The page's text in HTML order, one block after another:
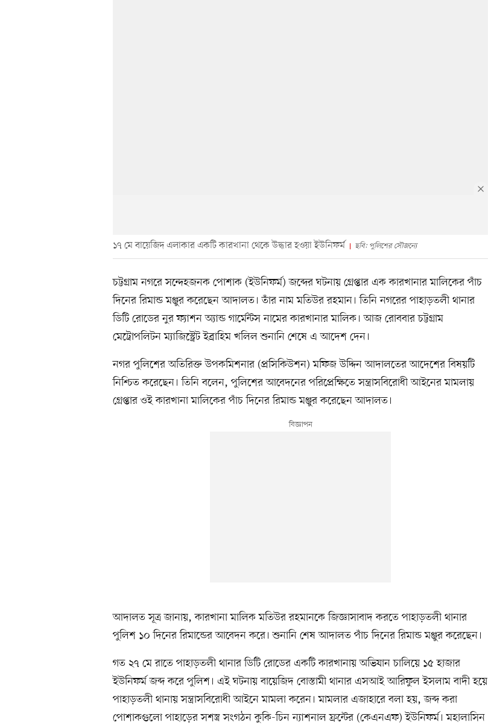
১৭ মে বায়েজিদ এলাকার একটি কারখানা থেকে উদ্ধার হওয়া ইউনিফর্ম ছবি: পুলিশের সৌজন্যে
চট্টগ্রাম নগরে সন্দেহজনক পোশাক (ইউনিফর্ম) জব্দের ঘটনায় গ্রেপ্তার এক কারখানার মালিকের পাঁচ
দিনের রিমান্ড মঞ্জুর করেছেন আদালত। তাঁর নাম মতিউর রহমান। তিনি নগরের পাহাড়তলী থানার
ডিটি রোডের নুর ফ্যাশন অ্যান্ড গার্মেন্টস নামের কারখানার মালিক। আজ রোববার চট্টগ্রাম
মেট্রোপলিটন ম্যাজিস্ট্রেট ইব্রাহিম খলিল শুনানি শেষে এ আদেশ দেন।
নগর পুলিশের অতিরিক্ত উপকমিশনার (প্রসিকিউশন) মফিজ উদ্দিন আদালতের আদেশের বিষয়টি
নিশ্চিত করেছেন। তিনি বলেন, পুলিশের আবেদনের পরিপ্রেক্ষিতে সন্ত্রাসবিরোধী আইনের মামলায়
গ্রেপ্তার ওই কারখানা মালিকের পাঁচ দিনের রিমান্ড মঞ্জুর করেছেন আদালত।
আদালত সূত্র জানায়, কারখানা মালিক মতিউর রহমানকে জিজ্ঞাসাবাদ করতে পাহাড়তলী থানার
পুলিশ ১০ দিনের রিমান্ডের আবেদন করে। শুনানি শেষ আদালত পাঁচ দিনের রিমান্ড মঞ্জুর করেছেন।
গত ২৭ মে রাতে পাহাড়তলী থানার ডিটি রোডের একটি কারখানায় অভিযান চালিয়ে ১৫ হাজার
ইউনিফর্ম জব্দ করে পুলিশ। এই ঘটনায় বায়েজিদ বোস্তামী থানার এসআই আরিফুল ইসলাম বাদী হয়ে
পাহাড়তলী থানায় সন্ত্রাসবিরোধী আইনে মামলা করেন। মামলার এজাহারে বলা হয়, জব্দ করা
পোশাকগুলো পাহাড়ের সশস্ত্র সংগঠন কুকি-চিন ন্যাশনাল ফ্রন্টের (কেএনএফ) ইউনিফর্ম। মহালাসিন